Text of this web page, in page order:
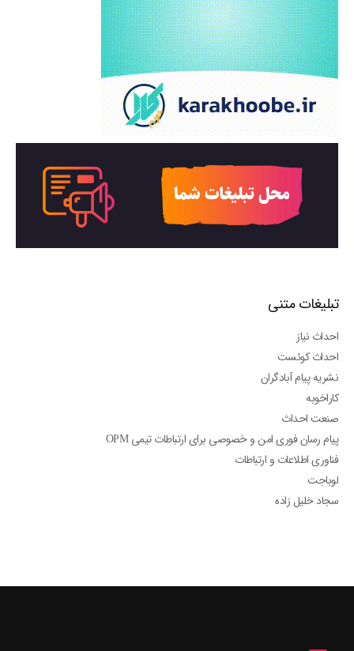
تبلیغات متنی
احداث نیاز
احداث کوئست
نشریه پیام آبادگران
کاراخوبه
صنعت احداث
پیام رسان فوری امن و خصوصی برای ارتباطات تیمی OPM
فناوری اطلاعات و ارتباطات
لوباجت
سجاد خلیل زاده